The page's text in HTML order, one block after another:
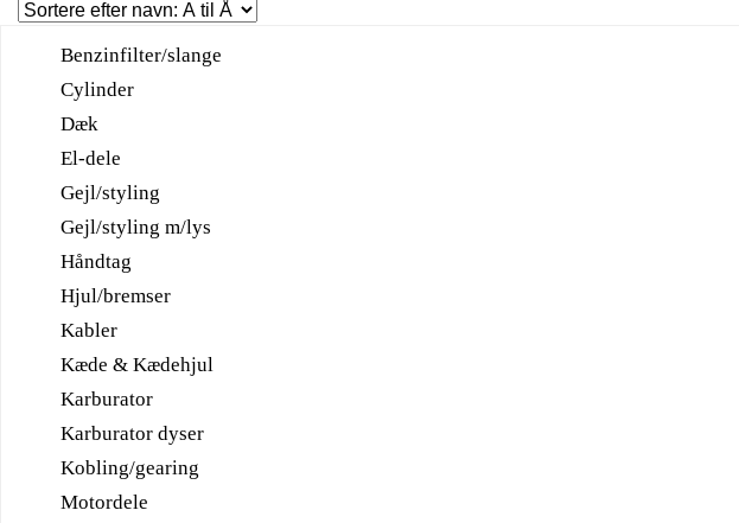
Benzinfilter/slange
Cylinder
Dæk
El-dele
Gejl/styling
Gejl/styling m/lys
Håndtag
Hjul/bremser
Kabler
Kæde & Kædehjul
Karburator
Karburator dyser
Kobling/gearing
Motordele